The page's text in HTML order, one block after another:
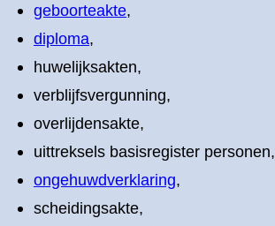
geboorteakte,
diploma,
huwelijksakten,
verblijfsvergunning,
overlijdensakte,
uittreksels basisregister personen,
ongehuwdverklaring,
scheidingsakte,